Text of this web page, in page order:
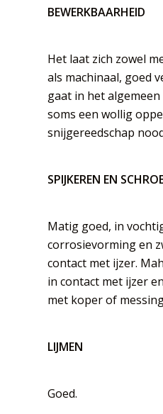
BEWERKBAARHEID
Het laat zich zowel
als machinaal, goed
gaat in het
soms een wollig
snijgereedschap
SPIJKEREN EN
Matig goed, in
corrosievorming en
contact met ijzer.
in contact met ijzer
met koper of
LIJMEN
Goed.